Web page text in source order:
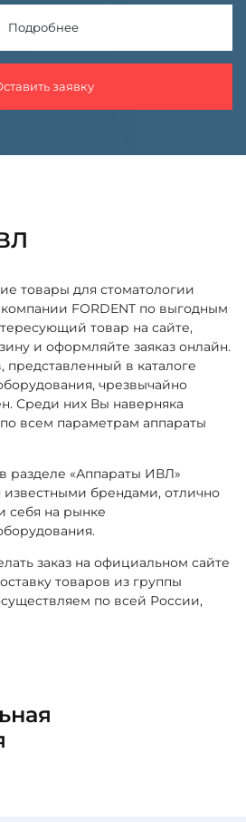
Подробнее
заявку
товары для стоматологии
FORDENT по выгодным
товар на сайте,
и оформляйте заяказ онлайн.
представленный в каталоге
чрезвычайно
Среди них Вы наверняка
всем параметрам аппараты
разделе «Аппараты ИВЛ»
известными брендами, отлично
себя на рынке
заказ на официальном сайте
товаров из группы
по всей России,